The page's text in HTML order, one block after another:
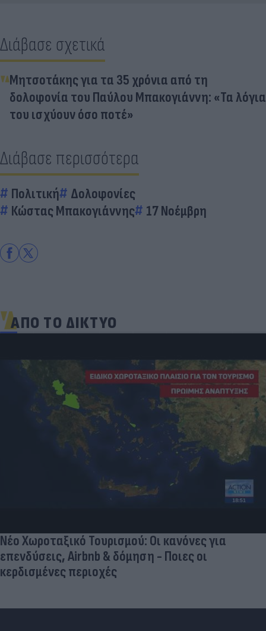
Διάβασε σχετικά
Μητσοτάκης για τα 35 χρόνια από τη
δολοφονία του Παύλου Μπακογιάννη: «Τα λόγια
του ισχύουν όσο ποτέ»
Διάβασε περισσότερα
Πολιτική
Δολοφονίες
Κώστας Μπακογιάννης
17 Νοέμβρη
ΑΠΟ ΤΟ ΔΙΚΤΥΟ
Νέο Χωροταξικό Τουρισμού: Οι κανόνες για
επενδύσεις, Airbnb & δόμηση - Ποιες οι
κερδισμένες περιοχές